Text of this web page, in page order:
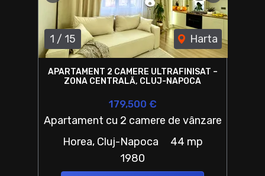
1 / 15 Harta
APARTAMENT 2 CAMERE ULTRAFINISAT –
ZONA CENTRALĂ, CLUJ-NAPOCA
179,500 €
Apartament cu 2 camere de vânzare
Horea, Cluj-Napoca
44 mp
1980